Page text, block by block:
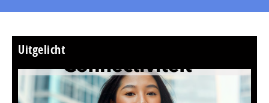
Uitgelicht